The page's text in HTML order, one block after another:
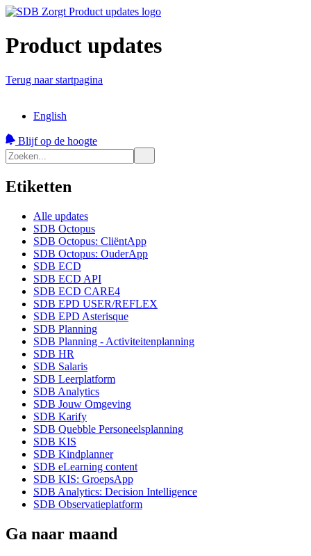
Product updates
Terug naar startpagina
English
Blijf op de hoogte
Etiketten
Alle updates
SDB Octopus
SDB Octopus: CliëntApp
SDB Octopus: OuderApp
SDB ECD
SDB ECD API
SDB ECD CARE4
SDB EPD USER/REFLEX
SDB EPD Asterisque
SDB Planning
SDB Planning - Activiteitenplanning
SDB HR
SDB Salaris
SDB Leerplatform
SDB Analytics
SDB Jouw Omgeving
SDB Karify
SDB Quebble Personeelsplanning
SDB KIS
SDB Kindplanner
SDB eLearning content
SDB KIS: GroepsApp
SDB Analytics: Decision Intelligence
SDB Observatieplatform
Ga naar maand